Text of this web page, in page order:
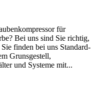
für
Bei uns sind Sie richtig,
finden bei uns Standard-
Grunsgestell,
und Systeme mit...